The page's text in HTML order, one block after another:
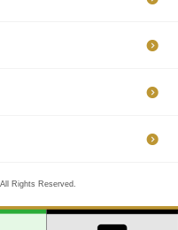
Rights Reserved.